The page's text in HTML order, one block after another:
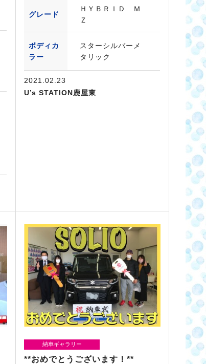
グレード
ＨＹＢＲＩＤ Ｍ
Ｚ
ボディカ
ラー
スターシルバーメ
タリック
2021.02.23
U’s STATION鹿屋東
納車ギャラリー
**おめでとうございます！**